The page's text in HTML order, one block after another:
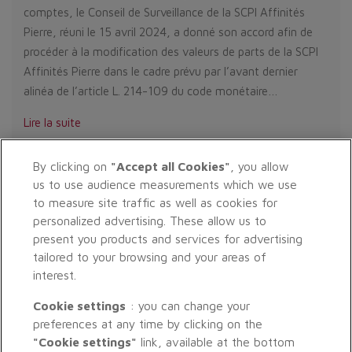
comptes, le Conseil de Surveillance de la SCPI Affinités
Pierre, réuni le 15 avril 2024, a donné son accord afin de
procéder à la modification des valeurs de parts de la SCPI
Affinités Pierre dans le cadre prévu par l’avant dernier
alinéa de l’article L. 214-109 du code monétaire…
Lire la suite
3 6 17
By clicking on "Accept all Cookies" , you allow
us to use audience measurements which we use
to measure site traffic as well as cookies for
personalized advertising. These allow us to
present you products and services for advertising
tailored to your browsing and your areas of
interest.
Cookie settings : you can change your
preferences at any time by clicking on the
"Cookie settings" link, available at the bottom